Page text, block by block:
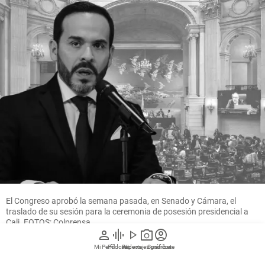
person
Mi Perfil
graphic_eq
Pódcast
play_arrow
Videos
photo_camera
Reportajes gráficos
account_circle
Suscríbete
El Congreso aprobó la semana pasada, en Senado y Cámara, el
traslado de su sesión para la ceremonia de posesión presidencial a
Cali. FOTOS: Colprensa